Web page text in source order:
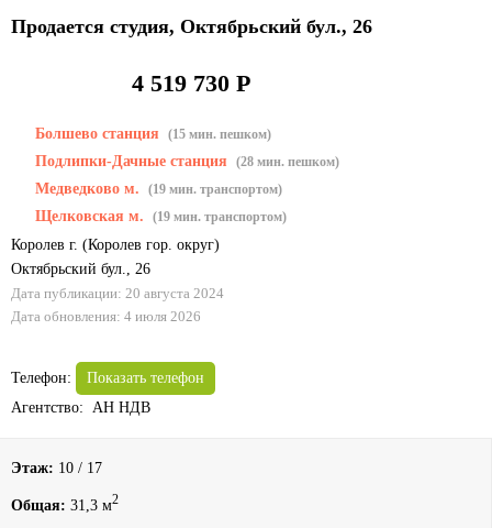
Продается студия, Октябрьский бул., 26
4 519 730 Р
Болшево станция (15 мин. пешком)
Подлипки-Дачные станция (28 мин. пешком)
Медведково м. (19 мин. транспортом)
Щелковская м. (19 мин. транспортом)
Королев г. (Королев гор. округ)
Октябрьский бул., 26
Дата публикации: 20 августа 2024
Дата обновления: 4 июля 2026
Телефон:
Показать телефон
Агентство: АН НДВ
Этаж: 10 / 17
Общая: 31,3 м2